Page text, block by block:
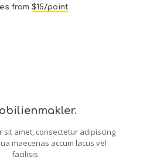
from $15/point
.
sit amet, consectetur adipiscing
maecenas accum lacus vel
facilisis.